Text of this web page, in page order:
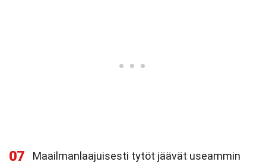
07
Maailmanlaajuisesti tytöt jäävät useammin